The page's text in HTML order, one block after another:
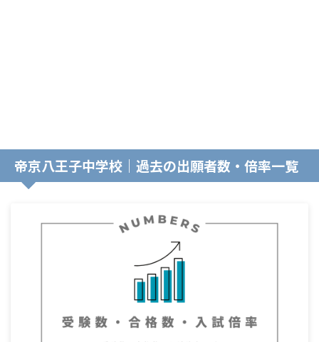
帝京八王子中学校｜過去の出願者数・倍率一覧